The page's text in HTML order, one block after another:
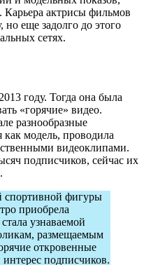
Карьера актрисы фильмов
но еще задолго до этого
сетях.
году. Тогда она была
«горячие» видео.
разнообразные
модель, проводила
видеоклипами.
подписчиков, сейчас их
спортивной фигуры
приобрела
узнаваемой
размещаемым
откровенные
подписчиков.